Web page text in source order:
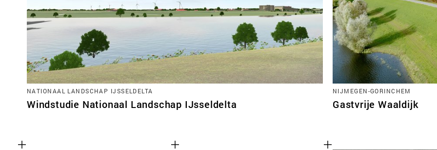
NATIONAAL LANDSCHAP IJSSELDELTA
Windstudie Nationaal Landschap IJsseldelta
NIJMEGEN-GORINCHEM
Gastvrije Waaldijk